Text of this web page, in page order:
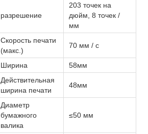
разрешение
203 точек на
дюйм, 8 точек /
мм
Скорость печати
(макс.)
70 мм / с
Ширина
58мм
Действительная
ширина печати
48мм
Диаметр
бумажного
валика
≤50 мм